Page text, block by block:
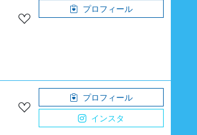
プロフィール
プロフィール
インスタ